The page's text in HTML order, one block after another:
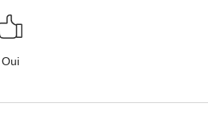
Oui